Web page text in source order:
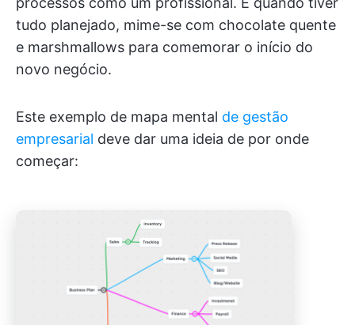
tudo planejado, mime-se com chocolate quente
e marshmallows para comemorar o início do
novo negócio.
Este exemplo de mapa mental de gestão
empresarial deve dar uma ideia de por onde
começar: